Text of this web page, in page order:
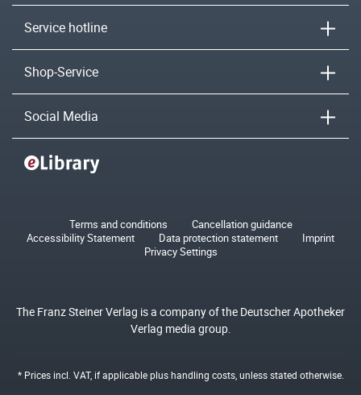
Service hotline
Shop-Service
Social Media
Terms and conditions
Cancellation guidance
Accessibility Statement
Data protection statement
Imprint
Privacy Settings
The Franz Steiner Verlag is a company of the Deutscher Apotheker
Verlag media group.
* Prices incl. VAT, if applicable plushandling costs, unless stated otherwise.